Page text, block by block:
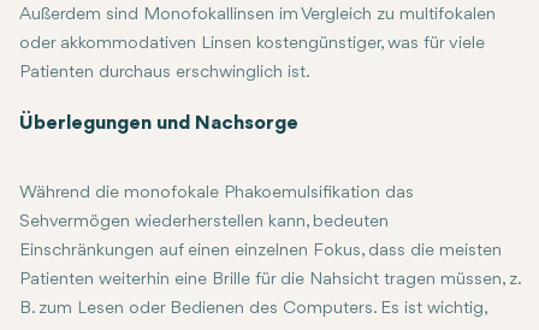
Außerdem sind Monofokallinsen im Vergleich zu multifokalen
oder akkommodativen Linsen kostengünstiger, was für viele
Patienten durchaus erschwinglich ist.
Die monofokale Phakoemulsifikation ist eine sehr erfolgreiche
Überlegungen und Nachsorge
Während die monofokale Phakoemulsifikation das
Sehvermögen wiederherstellen kann, bedeuten
Einschränkungen auf einen einzelnen Fokus, dass die meisten
Patienten weiterhin eine Brille für die Nahsicht tragen müssen, z.
B. zum Lesen oder Bedienen des Computers. Es ist wichtig,